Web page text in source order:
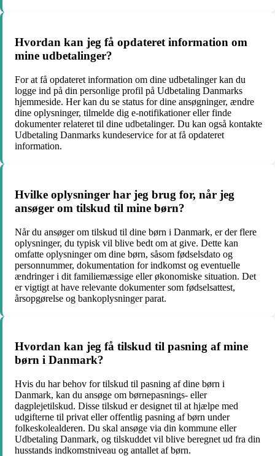
Hvordan kan jeg få opdateret information om
mine udbetalinger?
For at få opdateret information om dine udbetalinger kan du
logge ind på din personlige profil på Udbetaling Danmarks
hjemmeside. Her kan du se status for dine ansøgninger, ændre
dine oplysninger, tilmelde dig e-notifikationer eller finde
dokumenter relateret til dine udbetalinger. Du kan også kontakte
Udbetaling Danmarks kundeservice for at få opdateret
information.
Hvilke oplysninger har jeg brug for, når jeg
ansøger om tilskud til mine børn?
Når du ansøger om tilskud til dine børn i Danmark, er der flere
oplysninger, du typisk vil blive bedt om at give. Dette kan
omfatte oplysninger om dine børn, såsom fødselsdato og
personnummer, dokumentation for indkomst og eventuelle
ændringer i dit familiemæssige eller økonomiske situation. Det
er vigtigt at have relevante dokumenter som fødselsattest,
årsopgørelse og bankoplysninger parat.
Hvordan kan jeg få tilskud til pasning af mine
børn i Danmark?
Hvis du har behov for tilskud til pasning af dine børn i
Danmark, kan du ansøge om børnepasnings- eller
dagplejetilskud. Disse tilskud er designet til at hjælpe med
udgifterne til privat eller offentlig pasning af børn under
folkeskolealderen. Du skal ansøge via din kommune eller
Udbetaling Danmark, og tilskuddet vil blive beregnet ud fra din
husstands indkomstniveau og antallet af børn.